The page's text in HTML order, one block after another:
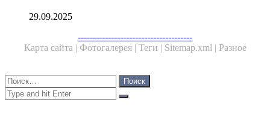
29.09.2025
--------------------------------------
Карта сайта | Фотогалерея | Теги | Sitemap.xml | Разное
Close
Найти:
Close
Search